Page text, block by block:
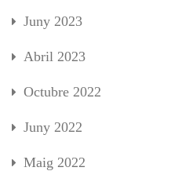
Juny 2023
Abril 2023
Octubre 2022
Juny 2022
Maig 2022